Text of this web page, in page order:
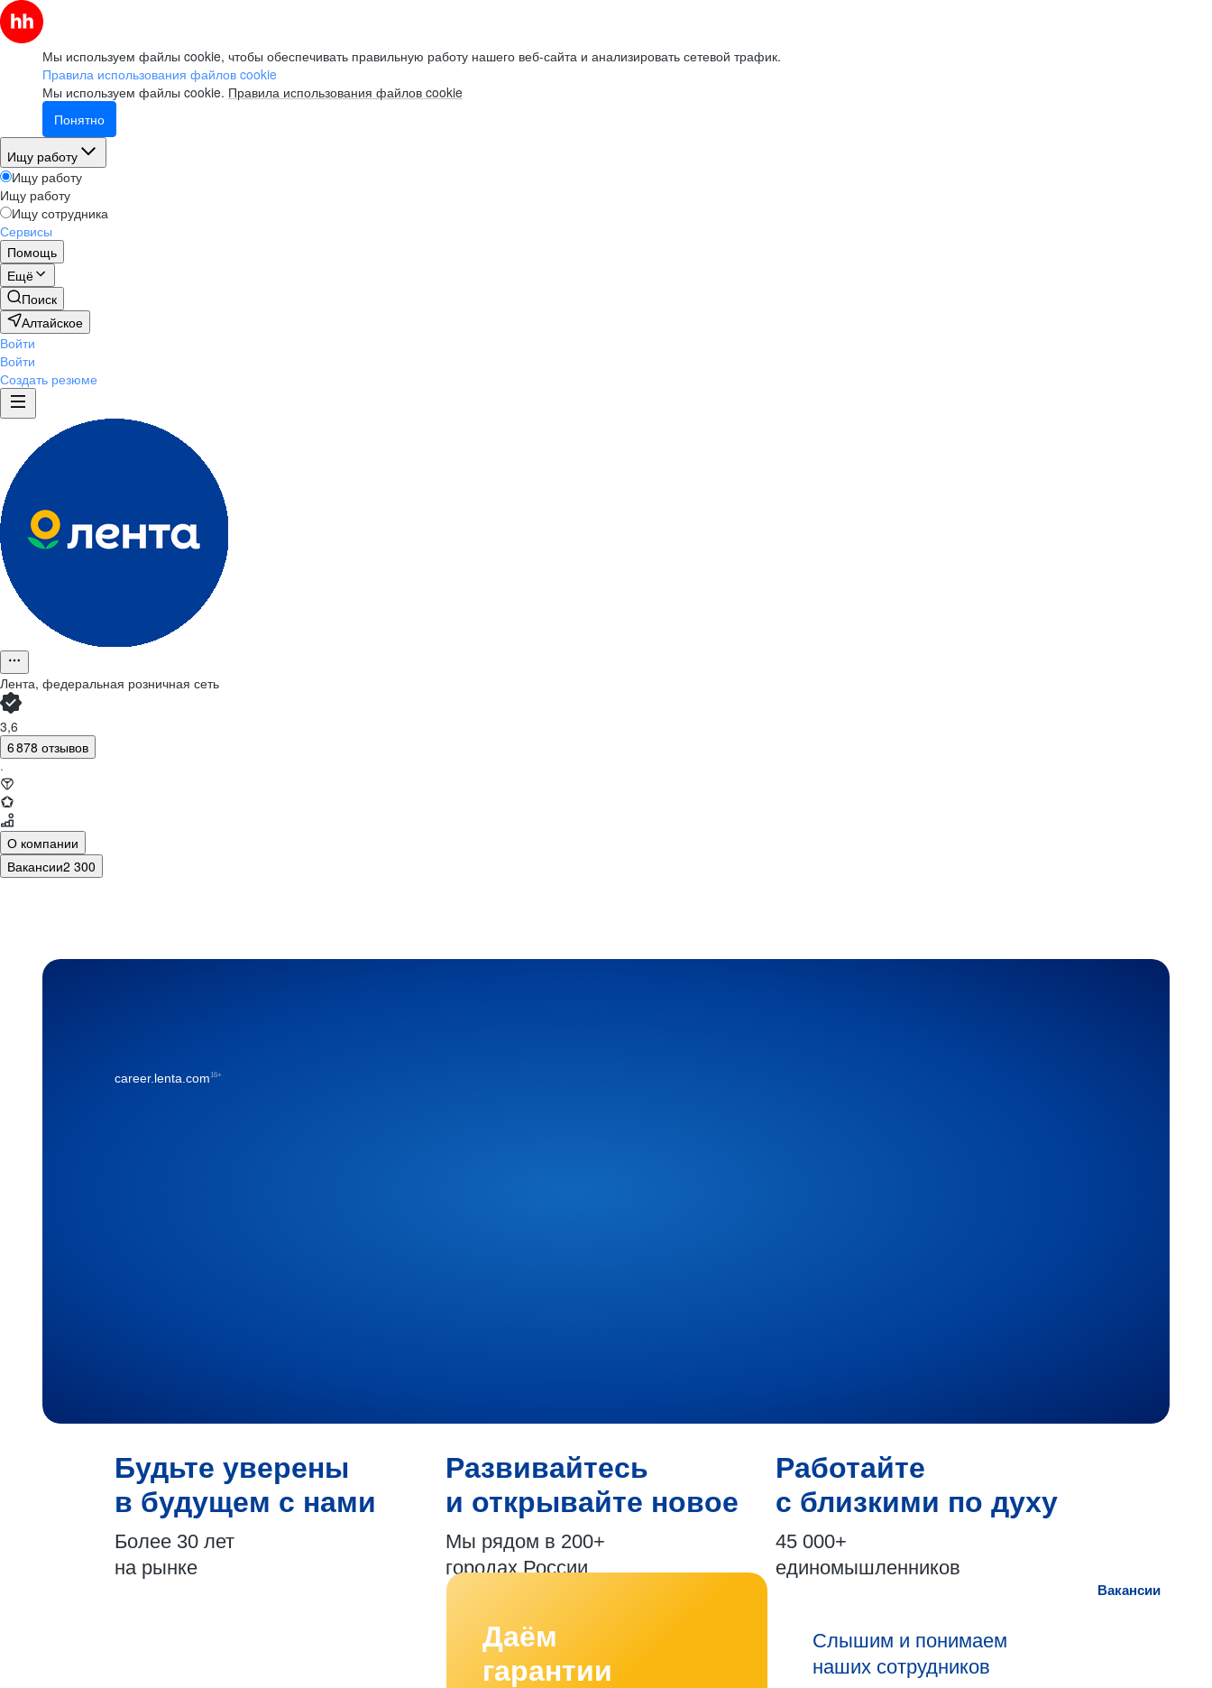
Мы используем файлы cookie, чтобы обеспечивать правильную работу нашего веб-сайта и анализировать сетевой трафик.
Правила использования файлов cookie
Мы используем файлы cookie. Правила использования файлов cookie
Понятно
Ищу работу
Ищу работу
Ищу работу
Ищу сотрудника
Сервисы
Помощь
Ещё
Поиск
Алтайское
Войти
Войти
Создать резюме
Лента, федеральная розничная сеть
3,6
6 878 отзывов
·
О компании
Вакансии2 300
career.lenta.com16+
Будьте уверены
в будущем с нами
Более 30 лет
на рынке
Развивайтесь
и открывайте новое
Мы рядом в 200+
городах России
Работайте
с близкими по духу
45 000+
единомышленников
Вакансии
Даём
гарантии
Слышим и понимаем
наших сотрудников